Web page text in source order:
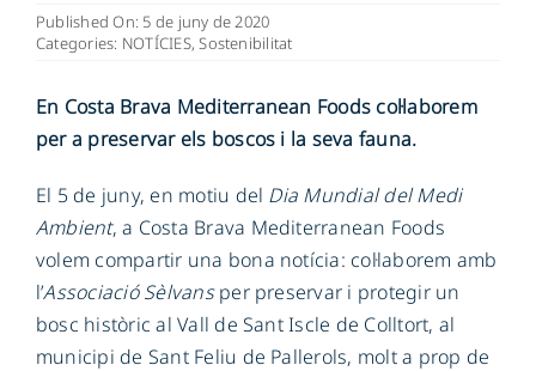
Published On: 5 de juny de 2020
Categories: NOTÍCIES, Sostenibilitat
En Costa Brava Mediterranean Foods col·laborem
per a preservar els boscos i la seva fauna.
El 5 de juny, en motiu del Dia Mundial del Medi
Ambient, a Costa Brava Mediterranean Foods
volem compartir una bona notícia: col·laborem amb
l’Associació Sèlvansper preservar i protegir un
bosc històric al Vall de Sant Iscle de Colltort, al
municipi de Sant Feliu de Pallerols, molt a prop de